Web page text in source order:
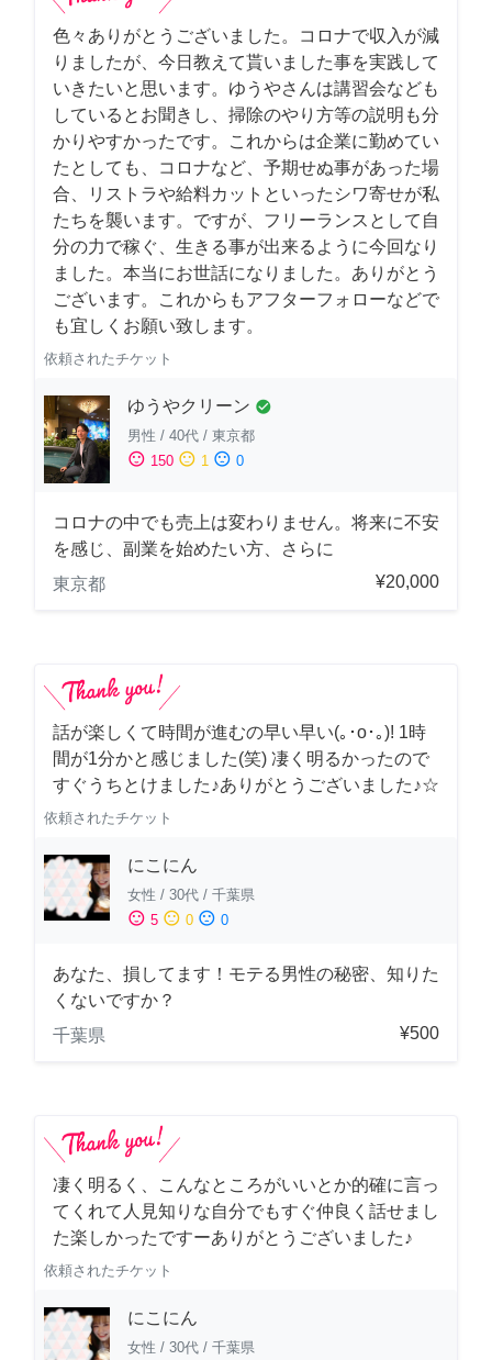
色々ありがとうございました。コロナで収入が減
りましたが、今日教えて貰いました事を実践して
いきたいと思います。ゆうやさんは講習会なども
しているとお聞きし、掃除のやり方等の説明も分
かりやすかったです。これからは企業に勤めてい
たとしても、コロナなど、予期せぬ事があった場
合、リストラや給料カットといったシワ寄せが私
たちを襲います。ですが、フリーランスとして自
分の力で稼ぐ、生きる事が出来るように今回なり
ました。本当にお世話になりました。ありがとう
ございます。これからもアフターフォローなどで
も宜しくお願い致します。
依頼されたチケット
ゆうやクリーン check_circle
男性 / 40代 / 東京都
sentiment_satisfied 150 sentiment_neutral 1 sentiment_dissatisfied 0
コロナの中でも売上は変わりません。将来に不安
を感じ、副業を始めたい方、さらに
東京都
¥20,000
話が楽しくて時間が進むの早い早い(｡･о･｡)! 1時
間が1分かと感じました(笑) 凄く明るかったので
すぐうちとけました♪ありがとうございました♪☆
依頼されたチケット
にこにん
女性 / 30代 / 千葉県
sentiment_satisfied 5 sentiment_neutral 0 sentiment_dissatisfied 0
あなた、損してます！モテる男性の秘密、知りた
くないですか？
千葉県
¥500
凄く明るく、こんなところがいいとか的確に言っ
てくれて人見知りな自分でもすぐ仲良く話せまし
た楽しかったですーありがとうございました♪
依頼されたチケット
にこにん
女性 / 30代 / 千葉県